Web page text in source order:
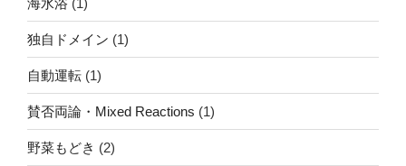
独自ドメイン (1)
自動運転 (1)
賛否両論・Mixed Reactions (1)
野菜もどき (2)